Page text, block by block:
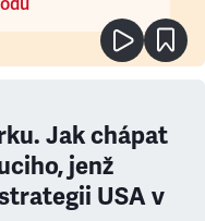
Jak chápat
jenž
USA v